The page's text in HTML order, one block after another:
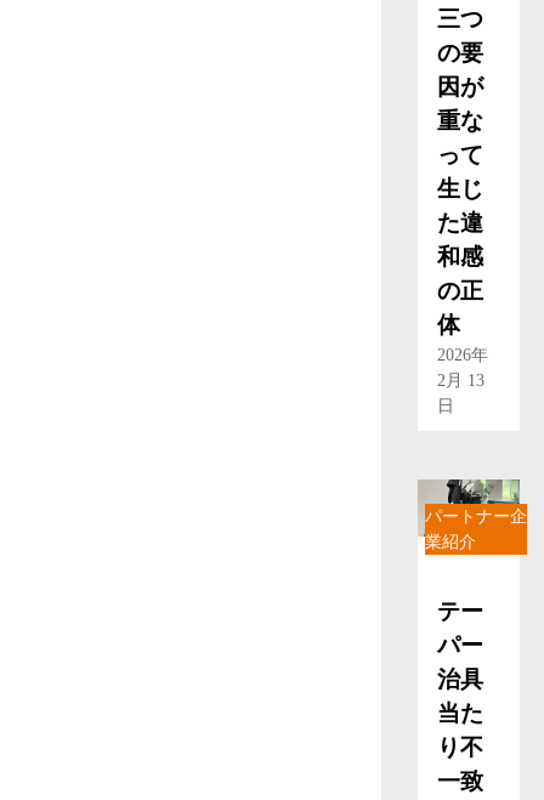
三つ
の要
因が
重な
って
生じ
た違
和感
の正
体
2026年
2月 13
日
パートナー企
業紹介
テー
パー
治具
当た
り不
一致